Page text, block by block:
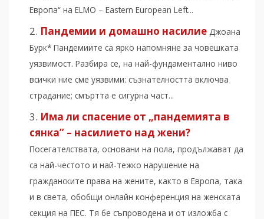
Европа“ на ELMO – Eastern European Left...
Пандемии и домашно насилие Джоана
Бурк* Пандемиите са ярко напомняне за човешката
уязвимост. Разбира се, на най-фундаментално ниво
всички ние сме уязвими: съзнателността включва
страдание; смъртта е сигурна част...
Има ли спасение от „пандемията в
сянка” – насилието над жени?
Посегателствата, основани на пола, продължават да
са най-честото и най-тежко нарушение на
гражданските права на жените, както в Европа, така
и в света, обобщи онлайн конференция на женската
секция на ПЕС. Тя бе съпроводена и от изложба с